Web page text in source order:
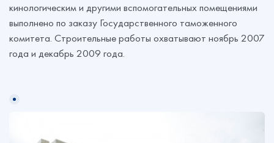
кинологическим и другими вспомогательных помещениями
выполнено по заказу Государственного таможенного
комитета. Строительные работы охватывают ноябрь 2007
года и декабрь 2009 года.